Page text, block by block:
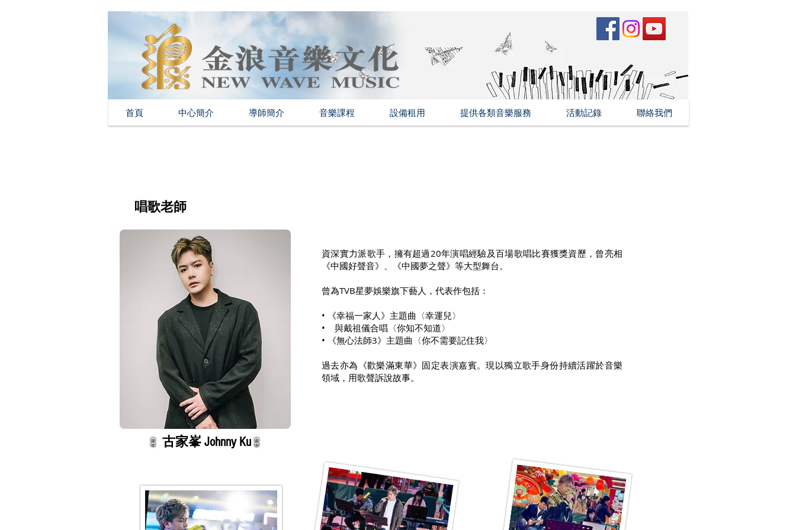
首頁 中心簡介 導師簡介 音樂課程 設備租用 提供各類音樂服務 活動記錄 聯絡我們
唱歌老師
資深實力派歌手，擁有超過20年演唱經驗及百場歌唱比賽獲獎資歷，曾亮相
《中國好聲音》、《中國夢之聲》等大型舞台。
曾為TVB星夢娛樂旗下藝人，代表作包括：
• 《幸福一家人》主題曲〈幸運兒〉
• 與戴祖儀合唱〈你知不知道〉
• 《無心法師3》主題曲〈你不需要記住我〉
過去亦為《歡樂滿東華》固定表演嘉賓。現以獨立歌手身份持續活躍於音樂
領域，用歌聲訴說故事。
古家峯 Johnny Ku